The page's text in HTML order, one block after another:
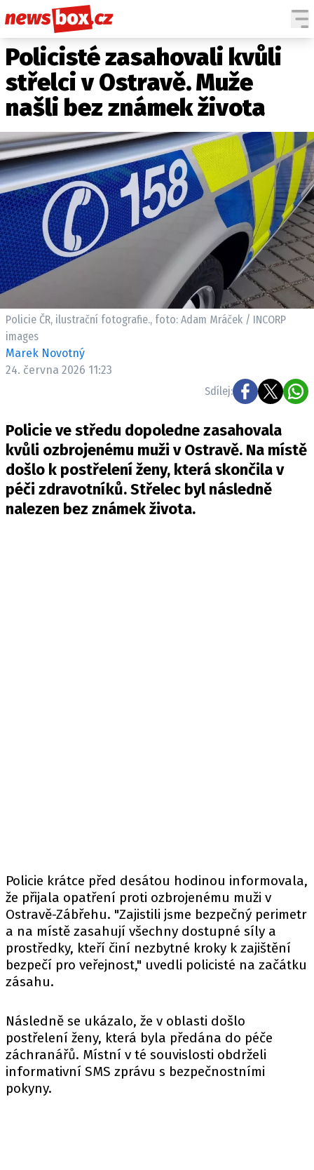
DOMÁCÍ
ZAHRANIČÍ
POČASÍ
KRIMI
EKONOMIKA
KULTURA
SPOLEČNOST
SPORT
ČESKÉ CELEBRITY
SVĚTOVÉ CELEBRITY
Máte příběh, fotku nebo video?
Pošlete e-mail na newsbox.cz
VYDAVATEL
INZERCE
OSOBNÍ ÚDAJE / COOKIES
VOLNÁ MÍSTA
Policisté zasahovali kvůli
střelci v Ostravě. Muže
našli bez známek života
Policie ČR, ilustrační fotografie., foto: Adam Mráček / INCORP
images
Marek Novotný
24. června 2026 11:23
Sdílej:
Policie ve středu dopoledne zasahovala
kvůli ozbrojenému muži v Ostravě. Na místě
došlo k postřelení ženy, která skončila v
péči zdravotníků. Střelec byl následně
nalezen bez známek života.
Policie krátce před desátou hodinou informovala,
že přijala opatření proti ozbrojenému muži v
Ostravě-Zábřehu. "Zajistili jsme bezpečný perimetr
a na místě zasahují všechny dostupné síly a
prostředky, kteří činí nezbytné kroky k zajištění
bezpečí pro veřejnost," uvedli policisté na začátku
zásahu.
Následně se ukázalo, že v oblasti došlo
postřelení ženy, která byla předána do péče
záchranářů. Místní v té souvislosti obdrželi
informativní SMS zprávu s bezpečnostními
pokyny.